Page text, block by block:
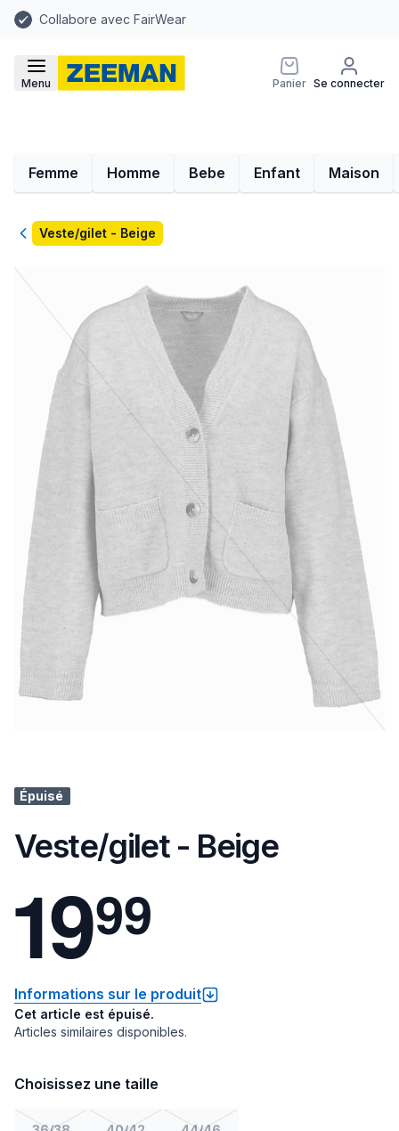
Collabore avec FairWear
Menu Panier Se connecter
Femme Homme Bebe Enfant Maison
RetourVeste/gilet - Beige
Épuisé
Veste/gilet - Beige
1999
Informations sur le produit
Cet article est épuisé.
Articles similaires disponibles.
Choisissez une taille